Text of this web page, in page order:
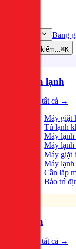
Bảng
Tìm kiếm...⌘K
Điện lạnh
Xem tất cả →
Máy giặt
Tủ lạnh
Máy lạnh
Máy
Máy giặt
Máy lạnh
Cần lắp
Bảo trì
Điện
Xem tất cả →